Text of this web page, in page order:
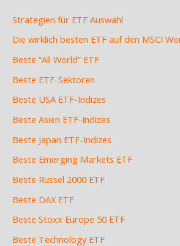
Strategien für ETF Auswahl
Die wirklich besten ETF auf den MSCI
Beste “All World” ETF
Beste ETF-Sektoren
Beste USA ETF-Indizes
Beste Asien ETF-Indizes
Beste Japan ETF-Indizes
Beste Emerging Markets ETF
Beste Russel 2000 ETF
Beste DAX ETF
Beste Stoxx Europe 50 ETF
Beste Technology ETF